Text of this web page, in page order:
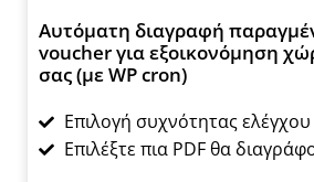
Αυτόματη διαγραφή
voucher για εξοικονόμηση
σας (με WP cron)
Επιλογή συχνότητας ελέγχου
Επιλέξτε πια PDF θα